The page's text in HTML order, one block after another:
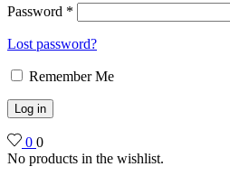
Password *
Lost password?
Remember Me
Log in
0 0
No products in the wishlist.